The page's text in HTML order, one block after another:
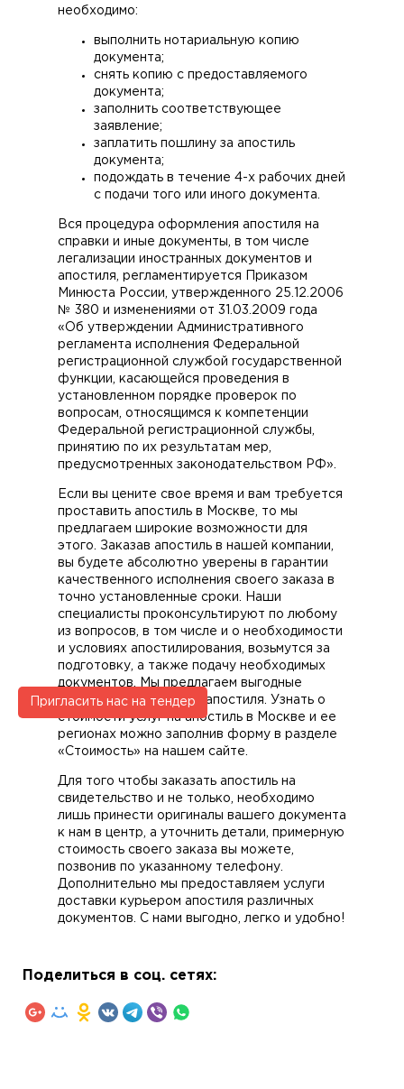
Пригласить нас на тендер
необходимо:
выполнить нотариальную копию
документа;
снять копию с предоставляемого
документа;
заполнить соответствующее
заявление;
заплатить пошлину за апостиль
документа;
подождать в течение 4-х рабочих дней
с подачи того или иного документа.
Вся процедура оформления апостиля на
справки и иные документы, в том числе
легализации иностранных документов и
апостиля, регламентируется Приказом
Минюста России, утвержденного 25.12.2006
№ 380 и изменениями от 31.03.2009 года
«Об утверждении Административного
регламента исполнения Федеральной
регистрационной службой государственной
функции, касающейся проведения в
установленном порядке проверок по
вопросам, относящимся к компетенции
Федеральной регистрационной службы,
принятию по их результатам мер,
предусмотренных законодательством РФ».
Если вы цените свое время и вам требуется
проставить апостиль в Москве, то мы
предлагаем широкие возможности для
этого. Заказав апостиль в нашей компании,
вы будете абсолютно уверены в гарантии
качественного исполнения своего заказа в
точно установленные сроки. Наши
специалисты проконсультируют по любому
из вопросов, в том числе и о необходимости
и условиях апостилирования, возьмутся за
подготовку, а также подачу необходимых
документов. Мы предлагаем выгодные
условия проставления апостиля. Узнать о
стоимости услуг на апостиль в Москве и ее
регионах можно заполнив форму в разделе
«Стоимость» на нашем сайте.
Для того чтобы заказать апостиль на
свидетельство и не только, необходимо
лишь принести оригиналы вашего документа
к нам в центр, а уточнить детали, примерную
стоимость своего заказа вы можете,
позвонив по указанному телефону.
Дополнительно мы предоставляем услуги
доставки курьером апостиля различных
документов. С нами выгодно, легко и удобно!
Поделиться в соц. сетях: